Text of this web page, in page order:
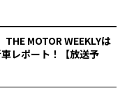
THE MOTOR WEEKLYは
レポート！【放送予